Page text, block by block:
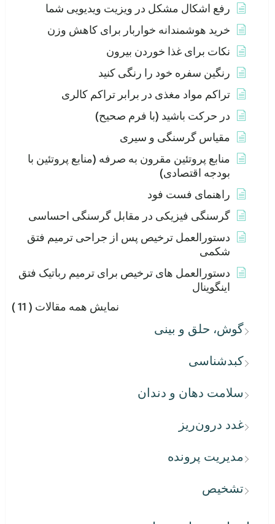
رفع اشکال مشکل در ویزیت ویدیویی شما
خرید هوشمندانه خواربار برای کاهش وزن
نکات برای غذا خوردن بیرون
رنگین سفره خود را رنگی کنید
تراکم مواد مغذی در برابر تراکم کالری
در حرکت باشید (با فرم صحیح)
مقیاس گرسنگی و سیری
منابع پروتئین مقرون به صرفه (منابع پروتئین با
بودجه اقتصادی)
راهنمای فست فود
گرسنگی فیزیکی در مقابل گرسنگی احساسی
دستورالعمل ترخیص پس از جراحی ترمیم فتق
شکمی
دستورالعمل های ترخیص برای ترمیم رباتیک فتق
اینگوینال
نمایش همه مقالات ( 11 )
گوش، حلق و بینی
کبدشناسی
سلامت دهان و دندان
غدد درون‌ریز
مدیریت پرونده
تشخیص